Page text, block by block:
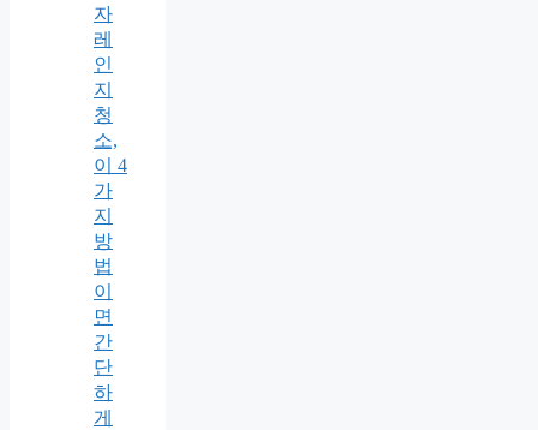
자
레
인
지
청
소,
이 4
가
지
방
법
이
면
간
단
하
게